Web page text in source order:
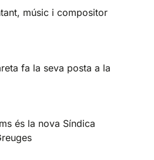
músic i compositor
fa la seva posta a la
és la nova Síndica